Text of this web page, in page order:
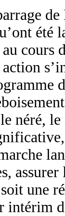
été
cours
néré,
une